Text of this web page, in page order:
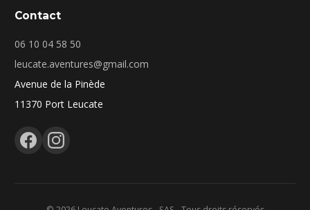
Contact
06 10 04 58 50
leucate.aventures@gmail.com
Avenue de la Pinède
11370 Port Leucate